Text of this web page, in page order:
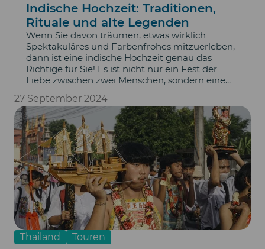
Indische Hochzeit: Traditionen,
Rituale und alte Legenden
Wenn Sie davon träumen, etwas wirklich
Spektakuläres und Farbenfrohes mitzuerleben,
dann ist eine indische Hochzeit genau das
Richtige für Sie! Es ist nicht nur ein Fest der
Liebe zwischen zwei Menschen, sondern eine...
27 September 2024
Thailand Touren